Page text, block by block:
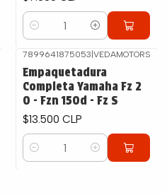
Cantidad
7899641875053 VEDAMOTORS
Empaquetadura
Completa Yamaha Fz 2
0 - Fzn 150d - Fz S
$13.500 CLP
Cantidad